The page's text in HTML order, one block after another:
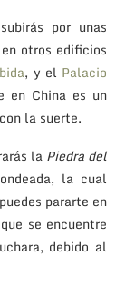
por unas
otros edificios
, y el Palacio
en China es un
la suerte.
la Piedra del
la cual
pararte en
se encuentre
debido al